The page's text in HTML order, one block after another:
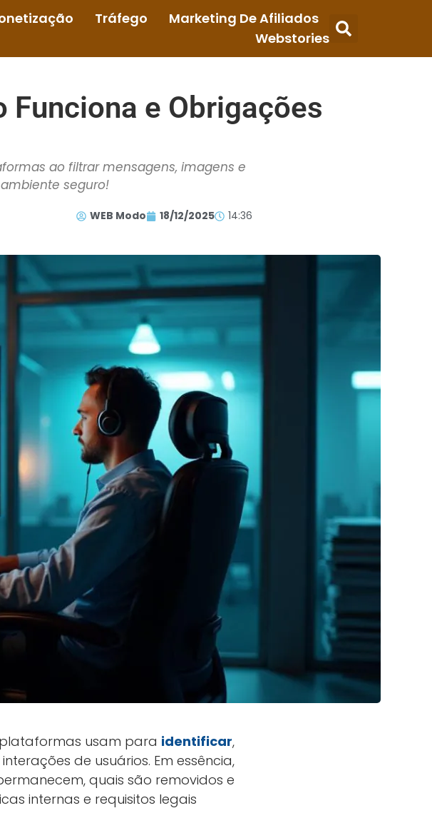
Tráfego
Marketing De Afiliados
Webstories
Funciona e Obrigações
ao filtrar mensagens, imagens e
seguro!
WEB Modo 18/12/2025 14:36
usam para identificar,
de usuários. Em essência,
quais são removidos e
internas e requisitos legais